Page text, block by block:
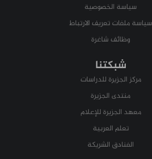
سياسة الخصوصية
سياسة ملفات تعريف الارتباط
وظائف شاغرة
شبكتنا
مركز الجزيرة للدراسات
منتدى الجزيرة
معهد الجزيرة للإعلام
تعلم العربية
الفنادق الشريكة